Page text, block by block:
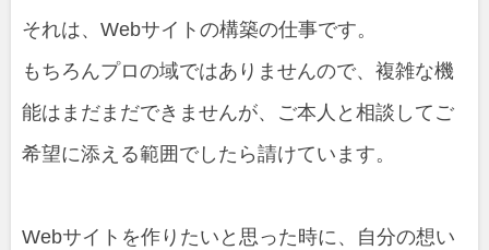
それは、Webサイトの構築の仕事です。
もちろんプロの域ではありませんので、複雑な機
能はまだまだできませんが、ご本人と相談してご
希望に添える範囲でしたら請けています。
Webサイトを作りたいと思った時に、自分の想い